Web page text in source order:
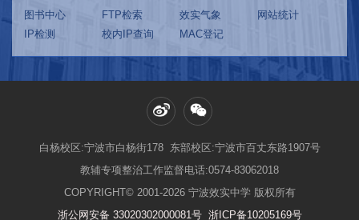
图书中心 FTP检索 效实气象
网站统计
IP检测
校内IP查询 MAC登记
白杨校区:宁波市白杨街178 东部校区:宁波市百丈东路1907号
教辅专项整治工作监督电话:0574-83062018
COPYRIGHT© 2001-2026 宁波效实中学 版权所有
浙公网安备 33020302000081号 浙ICP备10205169号